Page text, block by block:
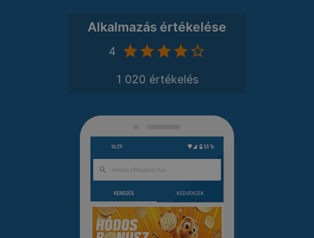
Alkalmazás értékelése
4
1 020 értékelés